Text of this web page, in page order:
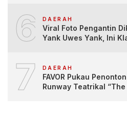
6 DAERAH
Viral Foto Pengantin
Yank Uwes Yank, Ini
7 DAERAH
FAVOR Pukau
Runway Teatrikal